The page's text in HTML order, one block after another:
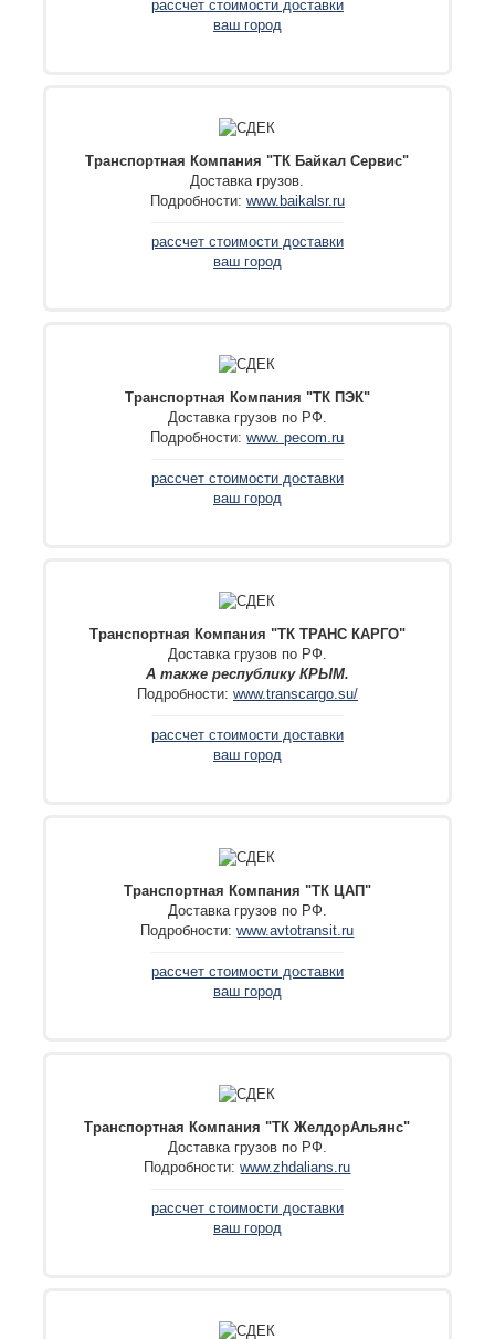
рассчет стоимости доставки
ваш город
Транспортная Компания "ТК Байкал Сервис"
Доставка грузов.
Подробности: www.baikalsr.ru
рассчет стоимости доставки
ваш город
Транспортная Компания "ТК ПЭК"
Доставка грузов по РФ.
Подробности:www. pecom.ru
рассчет стоимости доставки
ваш город
Транспортная Компания "ТК ТРАНС КАРГО"
Доставка грузов по РФ.
А также республику КРЫМ.
Подробности: www.transcargo.su/
рассчет стоимости доставки
ваш город
Транспортная Компания "ТК ЦАП"
Доставка грузов по РФ.
Подробности:www.avtotransit.ru
рассчет стоимости доставки
ваш город
Транспортная Компания "ТКЖелдорАльянс"
Доставка грузов по РФ.
Подробности:www.zhdalians.ru
рассчет стоимости доставки
ваш город